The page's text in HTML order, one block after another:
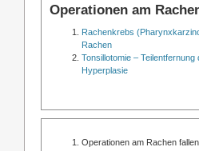
Operationen am
Rachenkrebs
Rachen
Tonsillotomie –
Hyperplasie
Operationen am Rachen